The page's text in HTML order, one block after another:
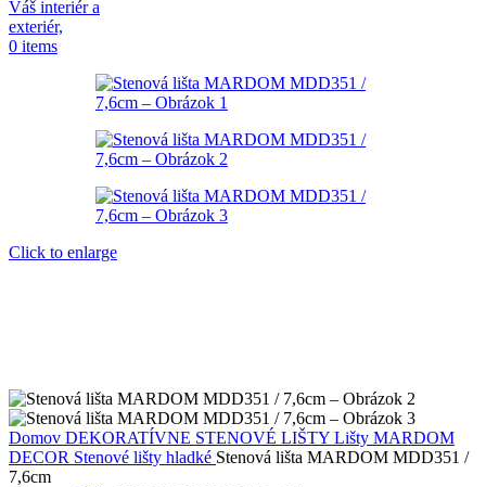
0 items
Click to enlarge
Domov DEKORATÍVNE STENOVÉ LIŠTY Lišty MARDOM
DECOR Stenové lišty hladké Stenová lišta MARDOM MDD351 /
7,6cm